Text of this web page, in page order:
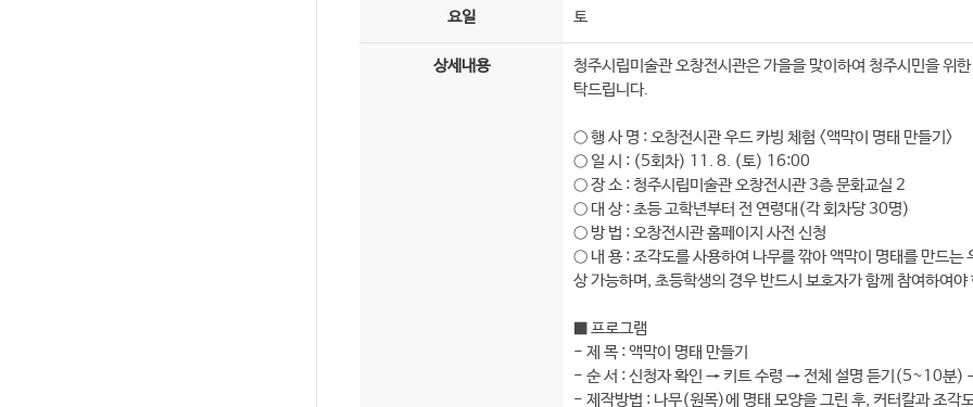
요일 토
상세내용
청주시립미술관 오창전시관은 가을을 맞이하여 청주시민을 위
탁드립니다.
○ 행 사 명 : 오창전시관 우드 카빙 체험 <액막이 명태 만들기>
○ 일 시 : (5회차) 11. 8. (토) 16:00
○ 장 소 : 청주시립미술관 오창전시관 3층 문화교실 2
○ 대 상 : 초등 고학년부터 전 연령대(각 회차당 30명)
○ 방 법 : 오창전시관 홈페이지 사전 신청
○ 내 용 : 조각도를 사용하여 나무를 깎아 액막이 명태를 만드
상 가능하며, 초등학생의 경우 반드시 보호자가 함께 참여하여
■ 프로그램
- 제 목 : 액막이 명태 만들기
- 순 서 : 신청자 확인 → 키트 수령 → 전체 설명 듣기(5~10분)
- 제작방법 : 나무(원목)에 명태 모양을 그린 후, 커터칼과 조